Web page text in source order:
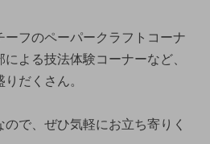
フのペーパークラフトコーナ
よる技法体験コーナーなど、
だくさん。
で、ぜひ気軽にお立ち寄りく